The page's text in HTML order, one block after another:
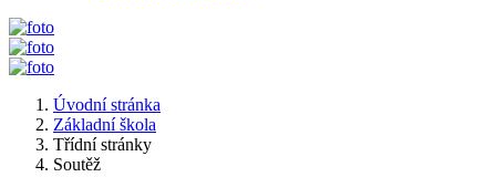
Úvodní stránka
Základní škola
Třídní stránky
Soutěž